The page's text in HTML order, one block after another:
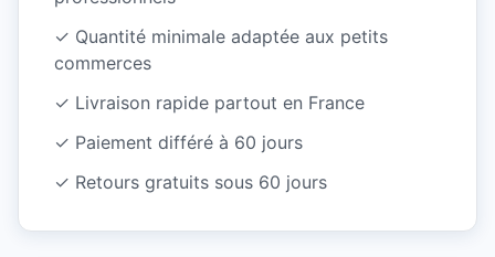
✓ Quantité minimale adaptée aux petits
commerces
✓ Livraison rapide partout en France
✓ Paiement différé à 60 jours
✓ Retours gratuits sous 60 jours